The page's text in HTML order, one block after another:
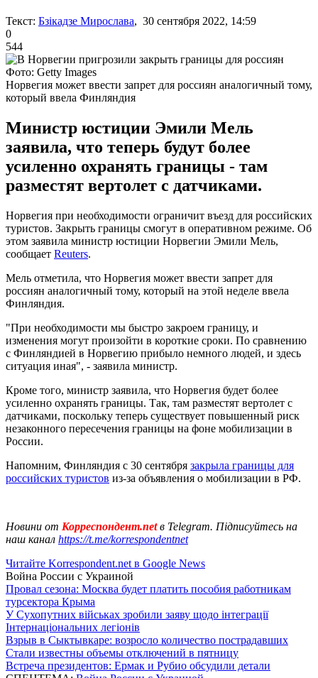
Текст: Бзікадзе Мирослава, 30 сентября 2022, 14:59
0
544
Фото: Getty Images
Норвегия может ввести запрет для россиян аналогичный тому,
который ввела Финляндия
Министр юстиции Эмили Мель
заявила, что теперь будут более
усиленно охранять границы - там
разместят вертолет с датчиками.
Норвегия при необходимости ограничит въезд для российских
туристов. Закрыть границы смогут в оперативном режиме. Об
этом заявила министр юстиции Норвегии Эмили Мель,
сообщает Reuters.
Мель отметила, что Норвегия может ввести запрет для
россиян аналогичный тому, который на этой неделе ввела
Финляндия.
"При необходимости мы быстро закроем границу, и
изменения могут произойти в короткие сроки. По сравнению
с Финляндией в Норвегию прибыло немного людей, и здесь
ситуация иная", - заявила министр.
Кроме того, министр заявила, что Норвегия будет более
усиленно охранять границы. Так, там разместят вертолет с
датчиками, поскольку теперь существует повышенный риск
незаконного пересечения границы на фоне мобилизации в
России.
Напомним, Финляндия с 30 сентября закрыла границы для
российских туристов из-за объявления о мобилизации в РФ.
Новини от Корреспондент.netв Telegram. Підписуйтесь на
наш канал https://t.me/korrespondentnet
Читайте Korrespondent.net в Google News
Война России с Украиной
Провал сезона: Москва будет платить пособия работникам
турсектора Крыма
У Сухопутних військах зробили заяву щодо інтеграції
Інтернаціональних легіонів
Взрыв в Сыктывкаре: возросло количество пострадавших
Стали известны объемы отключений в пятницу
Встреча президентов: Ермак и Рубио обсудили детали